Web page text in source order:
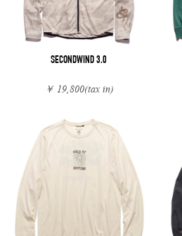
SECONDWIND 3.0
￥ 19,800(tax in)